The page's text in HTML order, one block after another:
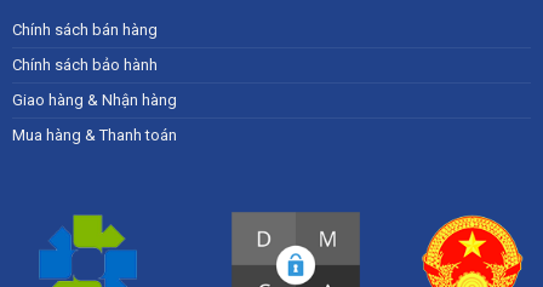
Chính sách bán hàng
Chính sách bảo hành
Giao hàng & Nhận hàng
Mua hàng & Thanh toán